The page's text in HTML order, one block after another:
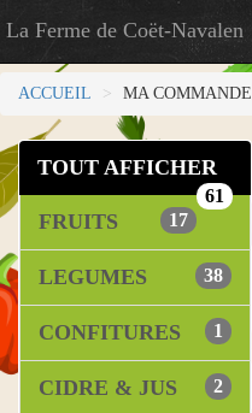
La Ferme de Coët-Navalen
ACCUEIL MA COMMANDE
TOUT AFFICHER
61
FRUITS 17
LEGUMES 38
CONFITURES 1
CIDRE & JUS 2